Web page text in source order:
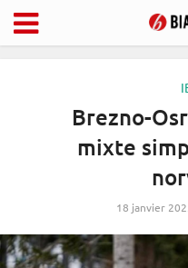
Brezno-
mixte
18 janvier